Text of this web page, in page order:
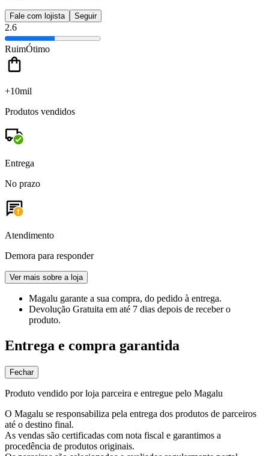
Fale com lojista Seguir
2.6
RuimÓtimo
+10mil
Produtos vendidos
Entrega
No prazo
Atendimento
Demora para responder
Ver mais sobre a loja
Magalu garante a sua compra, do pedido à entrega.
Devolução Gratuita em até 7 dias depois de receber o
produto.
Entrega e compra garantida
Fechar
Produto vendido por loja parceira e entregue pelo Magalu
O Magalu se responsabiliza pela entrega dos produtos de parceiros
até o destino final.
As vendas são certificadas com nota fiscal e garantimos a
procedência de produtos originais.